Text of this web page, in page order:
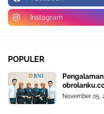
Instagram
POPULER
November 05,